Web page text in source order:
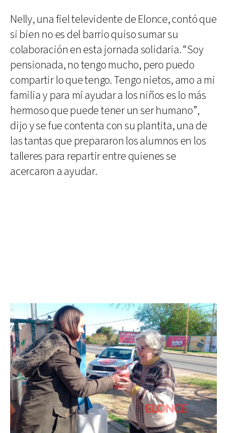
Nelly, una fiel televidente de Elonce, contó que
si bien no es del barrio quiso sumar su
colaboración en esta jornada solidaria. “Soy
pensionada, no tengo mucho, pero puedo
compartir lo que tengo. Tengo nietos, amo a mi
familia y para mí ayudar a los niños es lo más
hermoso que puede tener un ser humano”,
dijo y se fue contenta con su plantita, una de
las tantas que prepararon los alumnos en los
talleres para repartir entre quienes se
acercaron a ayudar.